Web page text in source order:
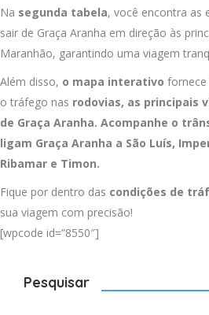
Na segunda tabela, você encontra as
sair de Graça Aranha em direção às
Maranhão, garantindo uma viagem
Além disso, o mapa interativo
o tráfego nas rodovias, as principais
de Graça Aranha. Acompanhe o
ligam Graça Aranha a São Luís,
Ribamar e Timon.
Fique por dentro das condições de
sua viagem com precisão!
[wpcode id=”8550″]
Pesquisar